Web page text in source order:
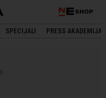
SHOP
SPECIJALI PRESS AKADEMIJA